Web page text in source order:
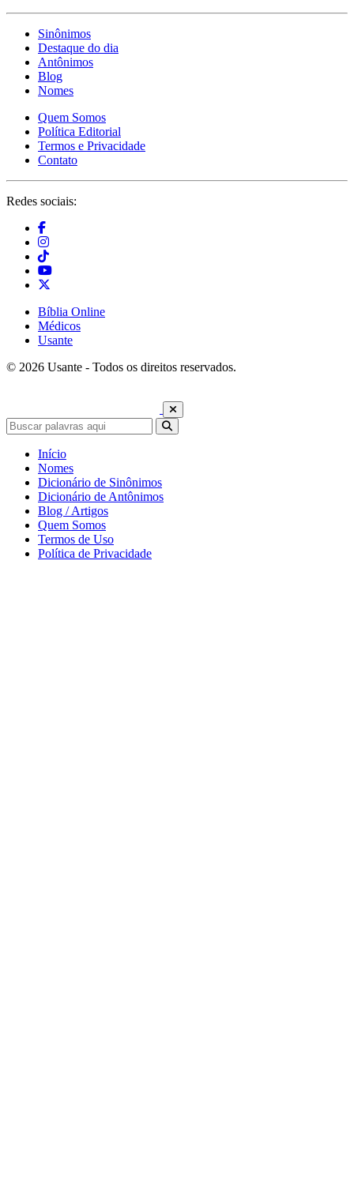
Sinônimos
Destaque do dia
Antônimos
Blog
Nomes
Quem Somos
Política Editorial
Termos e Privacidade
Contato
Redes sociais:
Bíblia Online
Médicos
Usante
© 2026 Usante - Todos os direitos reservados.
Início
Nomes
Dicionário de Sinônimos
Dicionário de Antônimos
Blog / Artigos
Quem Somos
Termos de Uso
Política de Privacidade